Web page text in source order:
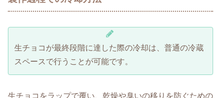
生チョコが最終段階に達した際の冷却は、普通の冷蔵
スペースで行うことが可能です。
生チョコをラップで覆い、乾燥や臭いの移りを防ぐための